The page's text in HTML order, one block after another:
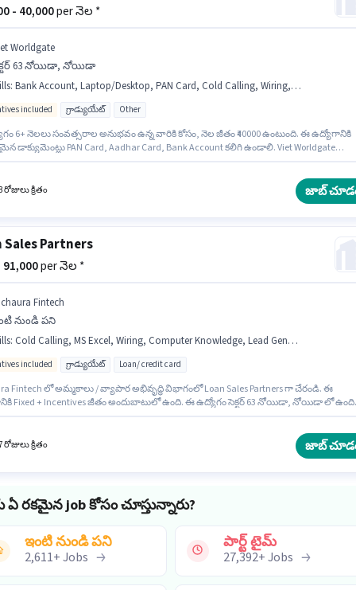
- 40,000per నెల *
Worldgate
63 నోయిడా, నోయిడా
: Bank Account, Laptop/Desktop, PAN Card, Cold Calling, Wiring, Lead Generation, Aadhar Card
included గ్రాడ్యుయేట్ Other
6+ నెలలు సంవత్సరాల అనుభవం ఉన్న వారికి కోసం, నెల జీతం ₹40000 ఉంటుంది. ఈ ఉద్యోగానికి
డాక్యుమెంట్లు PAN Card, Aadhar Card, Bank Account కలిగి ఉండాలి. Viet Worldgate
అభ్యర్థులు తప్పనిసరిగా గ్రాడ్యుయేట్ డిగ్రీ/సర్టిఫికెట్ కలిగి ఉండాలి. ఈ ఉద్యోగానికి అర్హత
రోజులు క్రితం జాబ్
Sales Partners
91,000per నెల *
Fintech
నుండి పని
: Cold Calling, MS Excel, Wiring, Computer Knowledge, Lead Generation
included గ్రాడ్యుయేట్ Loan/ credit card
లో అమ్మకాలు / వ్యాపార అభివృద్ధి విభాగంలో Loan Sales Partners గా చేరండి. ఈ
Fixed + Incentives జీతం అందుబాటులో ఉంది. ఈ ఉద్యోగం సెక్టర్ 63 నోయిడా, నోయిడా లో ఉంది.
ఈ ఉద్యోగం 1 - 6+ ఏళ్లు సంవత్సరాల అనుభవం ఉన్న వారికి కోసం, నెల జీతం ₹91000 ఉంటుంది.
రోజులు క్రితం జాబ్
ఏ రకమైన job కోసం చూస్తున్నారు?
ఇంటి నుండి పని
2,611+Jobs
పార్ట్ టైమ్
27,392+Jobs